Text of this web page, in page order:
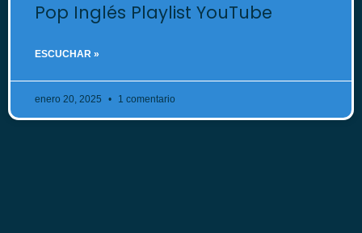
Pop Inglés Playlist YouTube
ESCUCHAR »
enero 20, 2025 1 comentario